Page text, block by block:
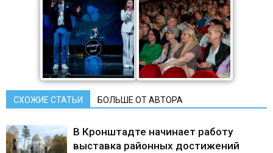
СХОЖИЕ СТАТЬИ БОЛЬШЕ ОТ АВТОРА
В Кронштадте начинает работу
выставка районных достижений